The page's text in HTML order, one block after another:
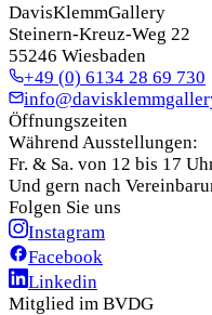
DavisKlemmGallery
Steinern-Kreuz-Weg 22
55246 Wiesbaden
+49 (0) 6134 28 69 730
Öffnungszeiten
Während Ausstellungen:
Fr. & Sa. von 12 bis 17
Und gern nach
Folgen Sie uns
Instagram
Facebook
Linkedin
Mitglied im BVDG